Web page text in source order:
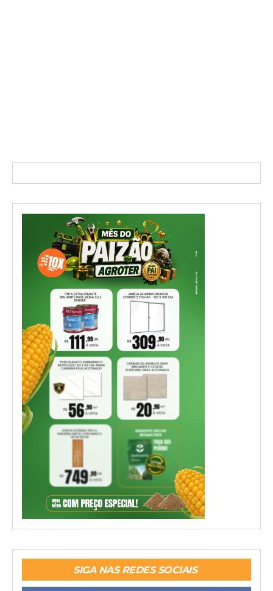
SIGA NAS REDES SOCIAIS